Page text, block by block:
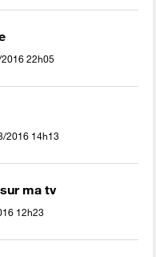
22h05
2016 14h13
ma tv
12h23